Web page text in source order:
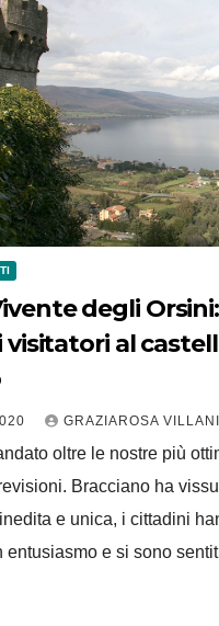
degli Orsini:
visitatori al
GRAZIAROSA VILLANI
oltre le nostre più
Bracciano ha
e unica, i cittadini
entusiasmo e si sono